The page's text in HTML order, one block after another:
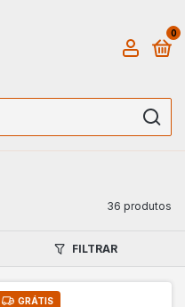
0
36 produtos
FILTRAR
GRÁTIS